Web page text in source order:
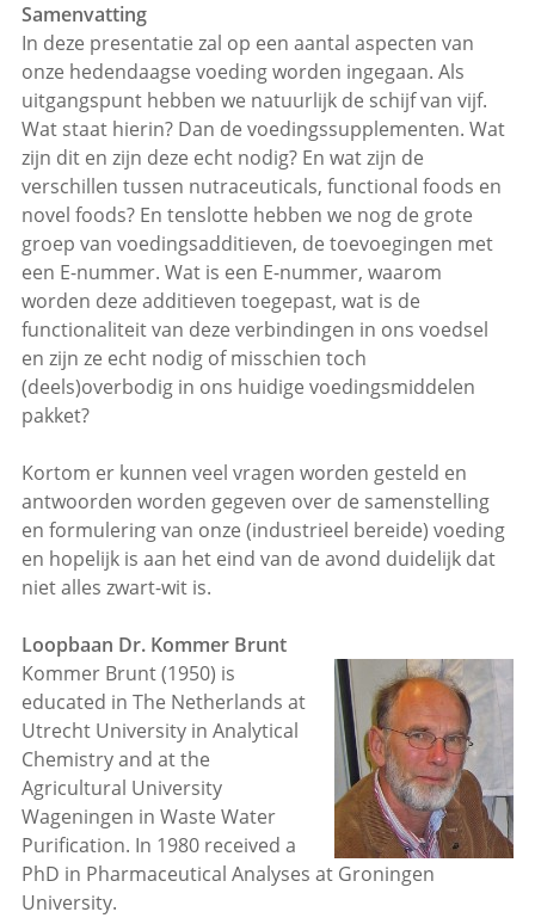
Samenvatting
In deze presentatie zal op een aantal aspecten van
onze hedendaagse voeding worden ingegaan. Als
uitgangspunt hebben we natuurlijk de schijf van vijf.
Wat staat hierin? Dan de voedingssupplementen. Wat
zijn dit en zijn deze echt nodig? En wat zijn de
verschillen tussen nutraceuticals, functional foods en
novel foods? En tenslotte hebben we nog de grote
groep van voedingsadditieven, de toevoegingen met
een E-nummer. Wat is een E-nummer, waarom
worden deze additieven toegepast, wat is de
functionaliteit van deze verbindingen in ons voedsel
en zijn ze echt nodig of misschien toch
(deels)overbodig in ons huidige voedingsmiddelen
pakket?
Kortom er kunnen veel vragen worden gesteld en
antwoorden worden gegeven over de samenstelling
en formulering van onze (industrieel bereide) voeding
en hopelijk is aan het eind van de avond duidelijk dat
niet alles zwart-wit is.
Loopbaan Dr. Kommer Brunt
Kommer Brunt (1950) is
educated in The Netherlands at
Utrecht University in Analytical
Chemistry and at the
Agricultural University
Wageningen in Waste Water
Purification. In 1980 received a
PhD in Pharmaceutical Analyses at Groningen
University.